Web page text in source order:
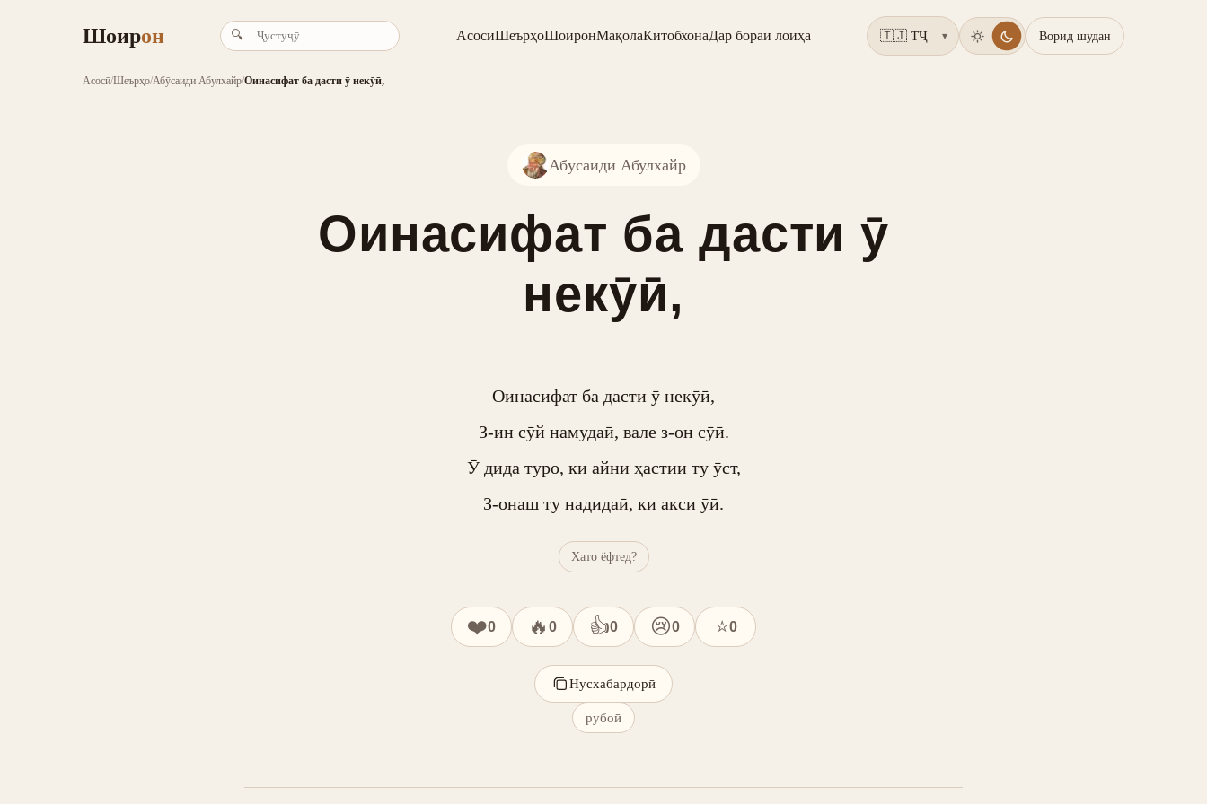
Шоирон 🔍 АсосӣШеърҳоШоиронМақолаКитобхонаДар бораи лоиҳа ▾ Ворид шудан
Асосӣ/Шеърҳо/Абӯсаиди Абулхайр/Оинасифат ба дасти ӯ некӯӣ,
Абӯсаиди Абулхайр
Оинасифат ба дасти ӯ
некӯӣ,
Оинасифат ба дасти ӯ некӯӣ,
З-ин сӯй намудаӣ, вале з-он сӯӣ.
Ӯ дида туро, ки айни ҳастии ту ӯст,
З-онаш ту надидаӣ, ки акси ӯӣ.
Хато ёфтед?
❤️0 🔥 0 👍0 😢0 ⭐0
Нусхабардорӣ
рубоӣ